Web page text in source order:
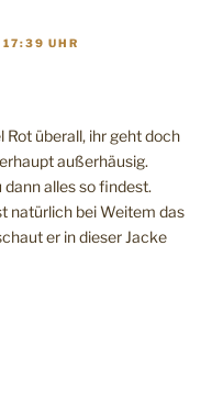
UHR
Rot überall, ihr geht doch
außerhäusig.
alles so findest.
natürlich bei Weitem das
er in dieser Jacke